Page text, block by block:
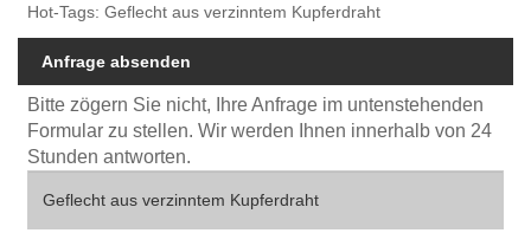
Hot-Tags: Geflecht aus verzinntem Kupferdraht
Anfrage absenden
Bitte zögern Sie nicht, Ihre Anfrage im untenstehenden
Formular zu stellen. Wir werden Ihnen innerhalb von 24
Stunden antworten.